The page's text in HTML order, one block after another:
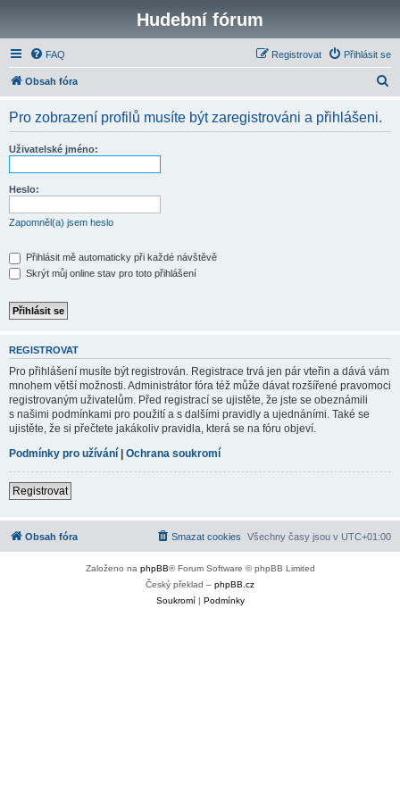
Hudební fórum
FAQ Přihlásit se
Registrovat
Obsah fóra
Pro zobrazení profilů musíte být zaregistrováni a přihlášeni.
Uživatelské jméno:
Heslo:
Zapomněl(a) jsem heslo
Přihlásit mě automaticky při každé návštěvě
Skrýt můj online stav pro toto přihlášení
REGISTROVAT
Pro přihlášení musíte být registrován. Registrace trvá jen pár vteřin a dává vám
mnohem větší možnosti. Administrátor fóra též může dávat rozšířené pravomoci
registrovaným uživatelům. Před registrací se ujistěte, že jste se obeznámili
s našimi podmínkami pro použití a s dalšími pravidly a ujednáními. Také se
ujistěte, že si přečtete jakákoliv pravidla, která se na fóru objeví.
Podmínky pro užívání | Ochrana soukromí
Registrovat
Obsah fóra Všechny časy jsou v UTC+01:00
Smazat cookies
Založeno na phpBB® Forum Software © phpBB Limited
Český překlad – phpBB.cz
Soukromí| Podmínky